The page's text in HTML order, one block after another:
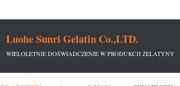
Luohe Sunri Gelatin Co.,LTD.
WIELOLETNIE DOŚWIADCZENIE W PRODUKCJI ŻELATYNY